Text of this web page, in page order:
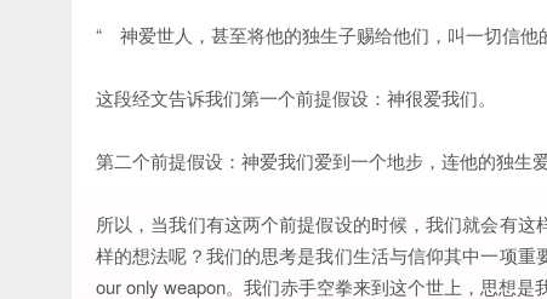
“ 神爱世人，甚至将他的独生子赐给他们，叫一切信
这段经文告诉我们第一个前提假设：神很爱我们。
第二个前提假设：神爱我们爱到一个地步，连他的独生
所以，当我们有这两个前提假设的时候，我们就会有
样的想法呢？我们的思考是我们生活与信仰其中一项重
our only weapon。我们赤手空拳来到这个世上，思想是